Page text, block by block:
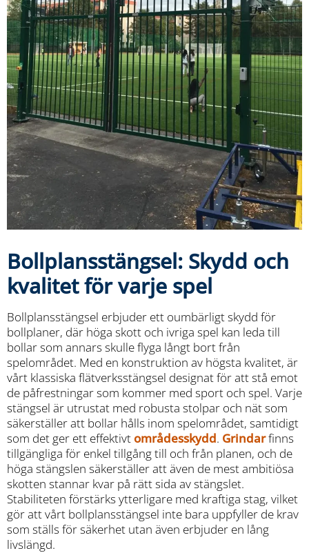
Bollplansstängsel: Skydd och
kvalitet för varje spel
Bollplansstängsel erbjuder ett oumbärligt skydd för
bollplaner, där höga skott och ivriga spel kan leda till
bollar som annars skulle flyga långt bort från
spelområdet. Med en konstruktion av högsta kvalitet, är
vårt klassiska flätverksstängsel designat för att stå emot
de påfrestningar som kommer med sport och spel. Varje
stängsel är utrustat med robusta stolpar och nät som
säkerställer att bollar hålls inom spelområdet, samtidigt
som det ger ett effektivt områdesskydd. Grindarfinns
tillgängliga för enkel tillgång till och från planen, och de
höga stängslen säkerställer att även de mest ambitiösa
skotten stannar kvar på rätt sida av stängslet.
Stabiliteten förstärks ytterligare med kraftiga stag, vilket
gör att vårt bollplansstängsel inte bara uppfyller de krav
som ställs för säkerhet utan även erbjuder en lång
livslängd.